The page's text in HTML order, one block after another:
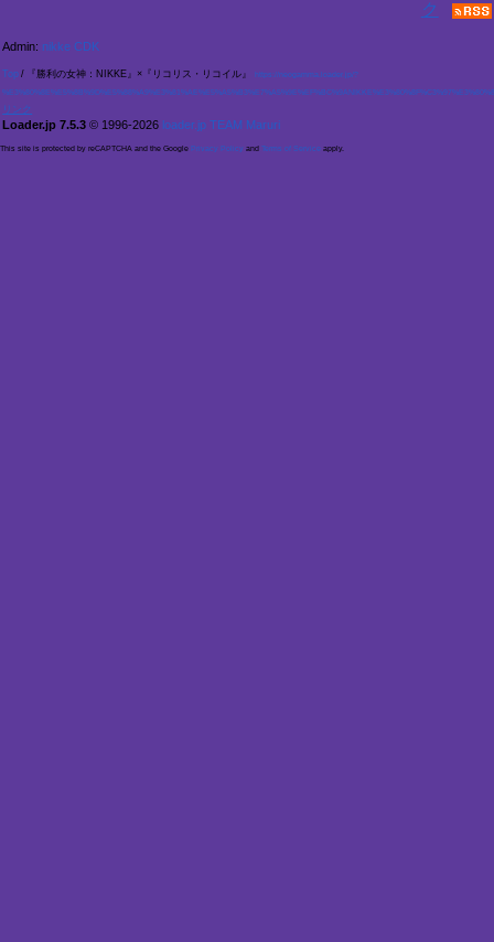
Admin: nikke CDK
Top / 『勝利の女神：NIKKE』×『リコリス・リコイル』
https://neogamma.loader.jp/?
Loader.jp 7.5.3 © 1996-2026 loader.jp TEAM Maruri
This site is protected by reCAPTCHA and the Google Privacy Policy and Terms of Service apply.